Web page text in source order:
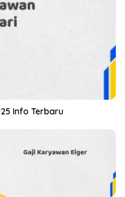
Info Terbaru